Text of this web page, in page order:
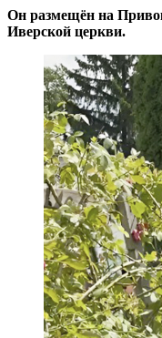
Он размещён на
Иверской церкви.